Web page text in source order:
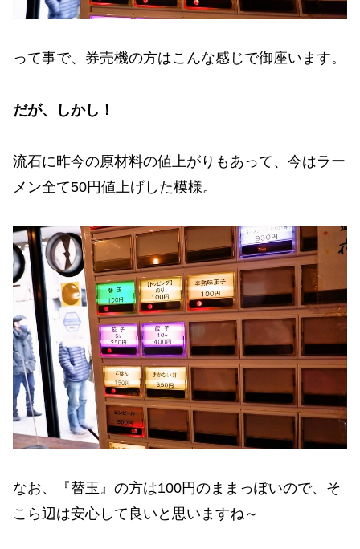
って事で、券売機の方はこんな感じで御座います。
だが、しかし！
流石に昨今の原材料の値上がりもあって、今はラー
メン全て50円値上げした模様。
なお、『替玉』の方は100円のままっぽいので、そ
こら辺は安心して良いと思いますね～